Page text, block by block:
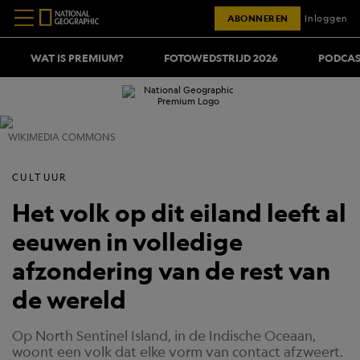
WAT IS PREMIUM? FOTOWEDSTRIJD 2026
ABONNEREN Inloggen
WIKIMEDIA COMMONS
CULTUUR
Het volk op dit eiland leeft al
eeuwen in volledige
afzondering van de rest van
de wereld
Op North Sentinel Island, in de Indische Oceaan,
woont een volk dat elke vorm van contact afzweert.